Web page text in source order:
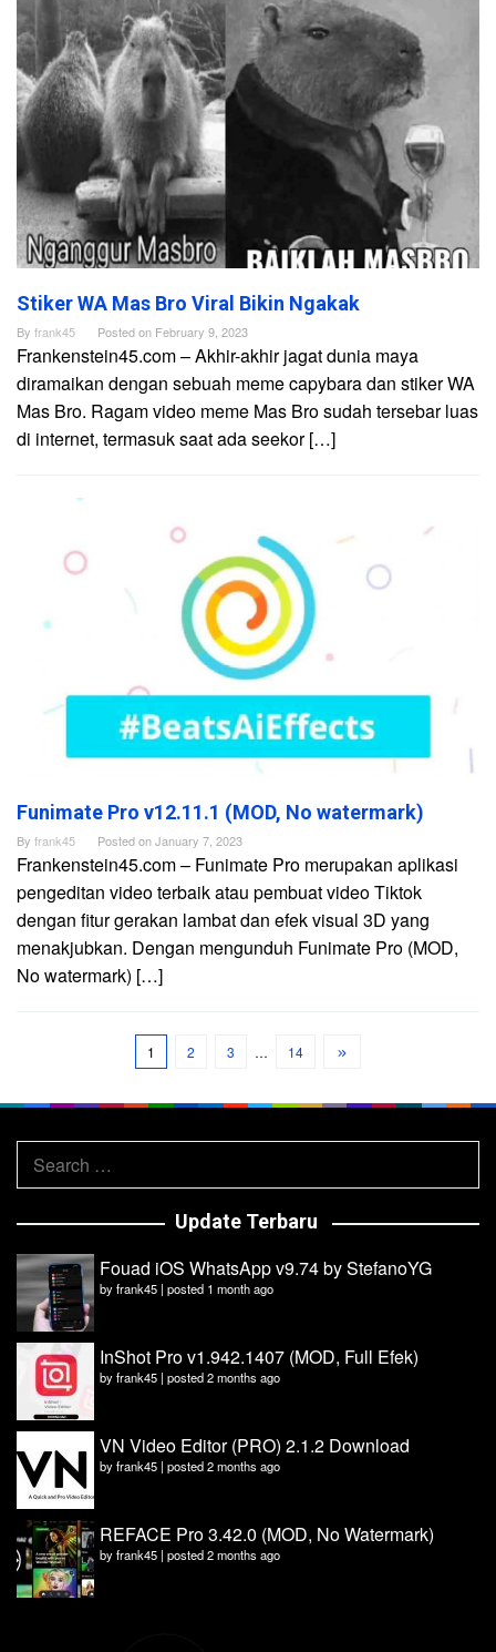
Stiker WA Mas Bro Viral Bikin Ngakak
By frank45 Posted on February 9, 2023
Frankenstein45.com – Akhir-akhir jagat dunia maya
diramaikan dengan sebuah meme capybara dan stiker WA
Mas Bro. Ragam video meme Mas Bro sudah tersebar luas
di internet, termasuk saat ada seekor […]
Funimate Pro v12.11.1 (MOD, No watermark)
By frank45 Posted onJanuary 7, 2023
Frankenstein45.com – Funimate Pro merupakan aplikasi
pengeditan video terbaik atau pembuat video Tiktok
dengan fitur gerakan lambat dan efek visual 3D yang
menakjubkan. Dengan mengunduh Funimate Pro (MOD,
No watermark) […]
1 2 3 … 14
Search
for:
Update Terbaru
Fouad iOS WhatsApp v9.74 by StefanoYG
byfrank45 | posted 1 month ago
InShot Pro v1.942.1407 (MOD, Full Efek)
byfrank45 | posted 2 months ago
VN Video Editor (PRO) 2.1.2 Download
byfrank45 | posted 2 months ago
REFACE Pro 3.42.0 (MOD, No Watermark)
byfrank45 | posted 2 months ago